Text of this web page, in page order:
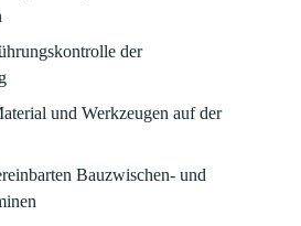
der
und Werkzeugen auf der
Bauzwischen- und